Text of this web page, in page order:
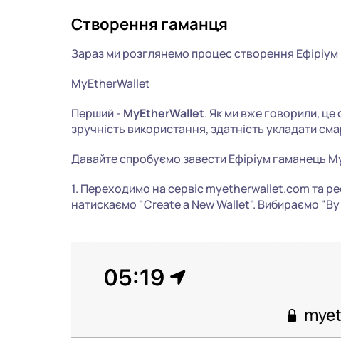
Створення гаманця
Зараз ми розглянемо процес створення Ефіріум
MyEtherWallet
Перший - MyEtherWallet. Як ми вже говорили, це
зручність використання, здатність укладати
Давайте спробуємо завести Ефіріум гаманець
1. Переходимо на сервісmyetherwallet.comта
натискаємо "Create a New Wallet". Вибираємо